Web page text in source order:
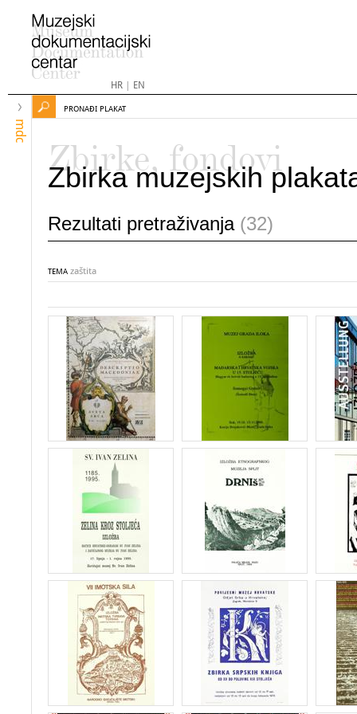
HR| EN
mdc
PRONAĐI PLAKAT
Zbirke, fondovi
Zbirka muzejskih
Rezultati pretraživanja (32)
TEMA zaštita